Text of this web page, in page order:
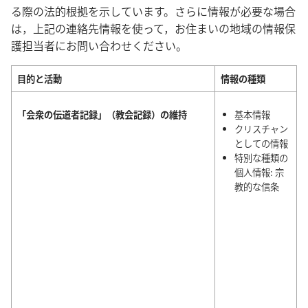
る際の法的根拠を示しています。さらに情報が必要な場合
は，上記の連絡先情報を使って，お住まいの地域の情報保
護担当者にお問い合わせください。
目的と活動 情報の種類
「会衆の伝道者記録」（教会記録）の維持
基本情報
クリスチャン
としての情報
特別な種類の
個人情報: 宗
教的な信条